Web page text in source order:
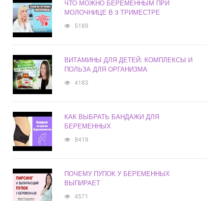
ЧТО МОЖНО БЕРЕМЕННЫМ ПРИ
МОЛОЧНИЦЕ В 3 ТРИМЕСТРЕ
5189
ВИТАМИНЫ ДЛЯ ДЕТЕЙ: КОМПЛЕКСЫ И
ПОЛЬЗА ДЛЯ ОРГАНИЗМА
4183
КАК ВЫБРАТЬ БАНДАЖИ ДЛЯ
БЕРЕМЕННЫХ
8419
ПОЧЕМУ ПУПОК У БЕРЕМЕННЫХ
ВЫПИРАЕТ
4571